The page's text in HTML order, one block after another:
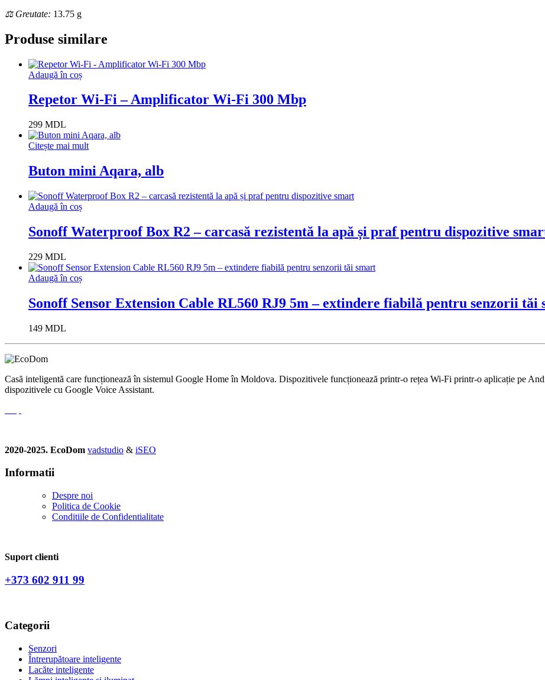
⚖ Greutate: 13.75 g
Produse similare
Adaugă în coș
Repetor Wi-Fi – Amplificator Wi-Fi 300 Mbp
299 MDL
Citește mai mult
Buton mini Aqara, alb
Adaugă în coș
Sonoff Waterproof Box R2 – carcasă rezistentă la apă și praf pentru dispozitive
229 MDL
Adaugă în coș
Sonoff Sensor Extension Cable RL560 RJ9 5m – extindere fiabilă pentru senzorii tăi
149 MDL
Casă inteligentă care funcționează în sistemul Google Home în Moldova. Dispozitivele funcționează printr-o rețea Wi-Fi printr-o aplicație pe
dispozitivele cu Google Voice Assistant.
2020-2025. EcoDom vadstudio & iSEO
Informatii
Despre noi
Politica de Сookie
Conditiile de Confidentialitate
Suport clienti
+373 602 911 99
Categorii
Senzori
Întrerupătoare inteligente
Lacăte inteligente